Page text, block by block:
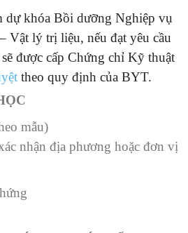
dự khóa Bồi dưỡng Nghiệp vụ
Vật lý trị liệu, nếu đạt yêu cầu
được cấp Chứng chỉ Kỹ thuật
theo quy định của BYT.
mẫu)
nhận địa phương hoặc đơn vị